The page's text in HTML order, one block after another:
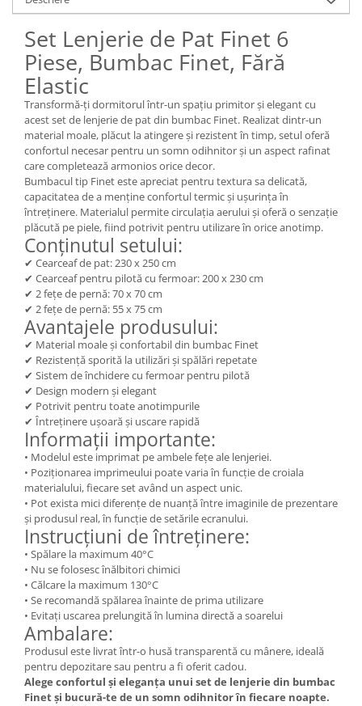
Set Lenjerie de Pat Finet 6
Piese, Bumbac Finet, Fără
Elastic
Transformă-ți dormitorul într-un spațiu primitor și elegant cu
acest set de lenjerie de pat din bumbac Finet. Realizat dintr-un
material moale, plăcut la atingere și rezistent în timp, setul oferă
confortul necesar pentru un somn odihnitor și un aspect rafinat
care completează armonios orice decor.
Bumbacul tip Finet este apreciat pentru textura sa delicată,
capacitatea de a menține confortul termic și ușurința în
întreținere. Materialul permite circulația aerului și oferă o senzație
plăcută pe piele, fiind potrivit pentru utilizare în orice anotimp.
Conținutul setului:
✔ Cearceaf de pat: 230 x 250 cm
✔ Cearceaf pentru pilotă cu fermoar: 200 x 230 cm
✔ 2 fețe de pernă: 70 x 70 cm
✔ 2 fețe de pernă: 55 x 75 cm
Avantajele produsului:
✔ Material moale și confortabil din bumbac Finet
✔ Rezistență sporită la utilizări și spălări repetate
✔ Sistem de închidere cu fermoar pentru pilotă
✔ Design modern și elegant
✔ Potrivit pentru toate anotimpurile
✔ Întreținere ușoară și uscare rapidă
Informații importante:
• Modelul este imprimat pe ambele fețe ale lenjeriei.
• Poziționarea imprimeului poate varia în funcție de croiala
materialului, fiecare set având un aspect unic.
• Pot exista mici diferențe de nuanță între imaginile de prezentare
și produsul real, în funcție de setările ecranului.
Instrucțiuni de întreținere:
• Spălare la maximum 40°C
• Nu se folosesc înălbitori chimici
• Călcare la maximum 130°C
• Se recomandă spălarea înainte de prima utilizare
• Evitați uscarea prelungită în lumina directă a soarelui
Ambalare:
Produsul este livrat într-o husă transparentă cu mânere, ideală
pentru depozitare sau pentru a fi oferit cadou.
Alege confortul și eleganța unui set de lenjerie din bumbac
Finet și bucură-te de un somn odihnitor în fiecare noapte.